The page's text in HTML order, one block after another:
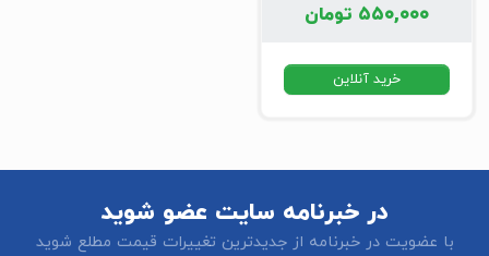
۵۵۰,۰۰۰ تومان
خرید آنلاین
در خبرنامه سایت عضو شوید
با عضویت در خبرنامه از جدیدترین تغییرات قیمت مطلع شوید